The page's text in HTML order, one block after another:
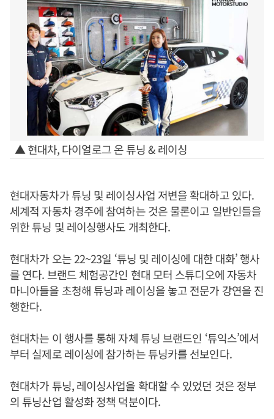
▲ 현대차, 다이얼로그 온 튜닝 & 레이싱
현대자동차가 튜닝 및 레이싱사업 저변을 확대하고 있다.
세계적 자동차 경주에 참여하는 것은 물론이고 일반인들을
위한 튜닝 및 레이싱행사도 개최한다.
현대차가 오는 22~23일 ‘튜닝 및 레이싱에 대한 대화’ 행사
를 연다. 브랜드 체험공간인 현대 모터 스튜디오에 자동차
마니아들을 초청해 튜닝과 레이싱을 놓고 전문가 강연을 진
행한다.
현대차는 이 행사를 통해 자체 튜닝 브랜드인 ‘튜익스’에서
부터 실제로 레이싱에 참가하는 튜닝카를 선보인다.
현대차가 튜닝, 레이싱사업을 확대할 수 있었던 것은 정부
의 튜닝산업 활성화 정책 덕분이다.